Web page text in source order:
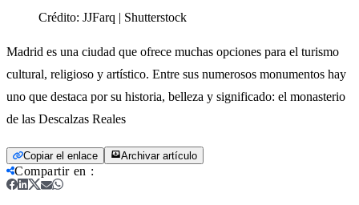
Crédito: JJFarq | Shutterstock
Madrid es una ciudad que ofrece muchas opciones para el turismo
cultural, religioso y artístico. Entre sus numerosos monumentos hay
uno que destaca por su historia, belleza y significado: el monasterio
de las Descalzas Reales
Copiar el enlace Archivar artículo
Compartir en :